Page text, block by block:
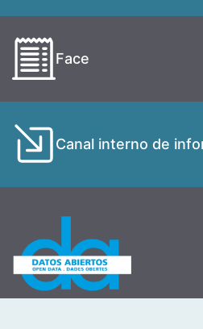
Face
Canal interno de